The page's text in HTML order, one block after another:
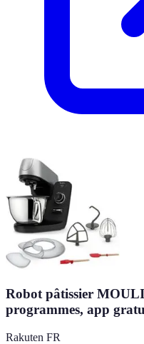
Robot pâtissier
programmes, app
Rakuten FR